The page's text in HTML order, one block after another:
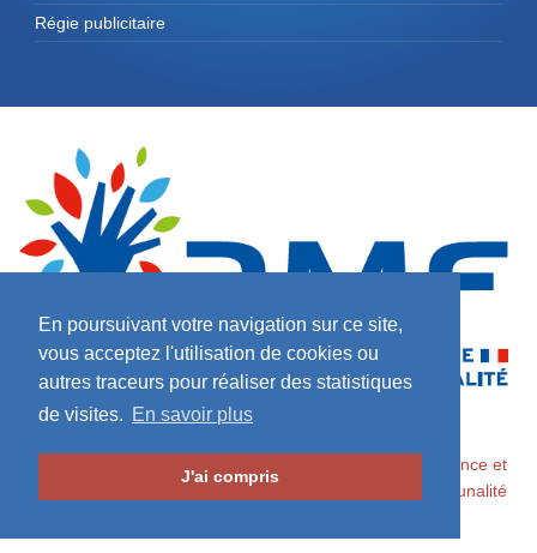
En poursuivant votre navigation sur ce site,
vous acceptez l'utilisation de cookies ou
autres traceurs pour réaliser des statistiques
de visites. En savoir plus
J'ai compris
Régie publicitaire
Maires de France / Association des Maires de France et
des Présidents d'Intercommunalité